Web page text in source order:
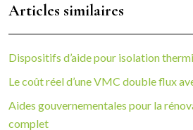
Articles similaires
Dispositifs d’aide pour isolation
Le coût réel d’une VMC double flux
Aides gouvernementales pour la
complet